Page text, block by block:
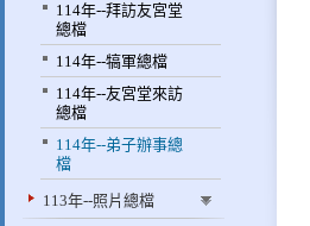
114年--拜訪友宮堂
總檔
114年--犒軍總檔
114年--友宮堂來訪
總檔
114年--弟子辦事總
檔
113年--照片總檔